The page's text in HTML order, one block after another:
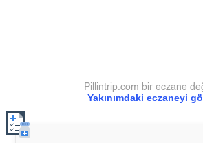
Yakınımdaki eczaneyi
Pillintrip.com bir eczane